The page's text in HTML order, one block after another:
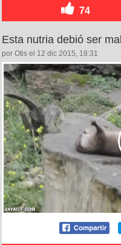
74
Esta nutria debió ser
por Otis el 12 dic 2015, 18:31